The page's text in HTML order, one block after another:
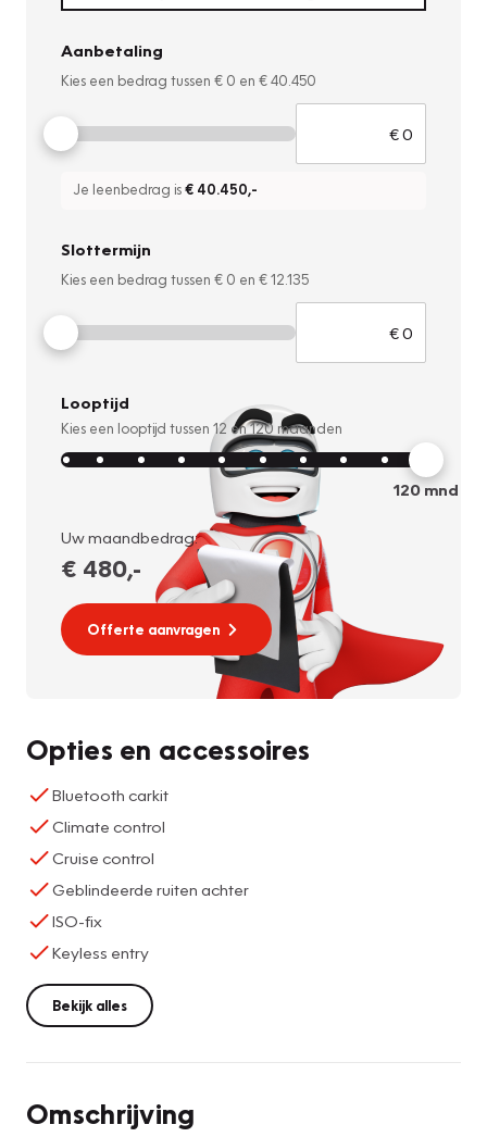
Aanbetaling
Kies een bedrag tussen € 0 en € 40.450
Je leenbedrag is€ 40.450,-
Slottermijn
Kies een bedrag tussen € 0 en € 12.135
Looptijd
Kies een looptijd tussen 12 en120 maanden
120mnd
Uw maandbedrag:
€ 480,-
Offerte aanvragen
Opties en accessoires
Bluetooth carkit
Climate control
Cruise control
Geblindeerde ruiten achter
ISO-fix
Keyless entry
Bekijk alles
Omschrijving